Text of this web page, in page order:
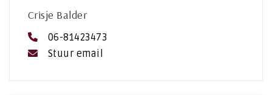
Crisje Balder
06-81423473
Stuur email